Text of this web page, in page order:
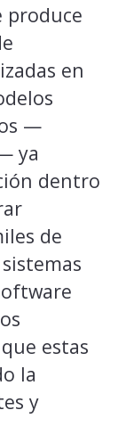
produce
en
—
ya
dentro
de
estas
la
y